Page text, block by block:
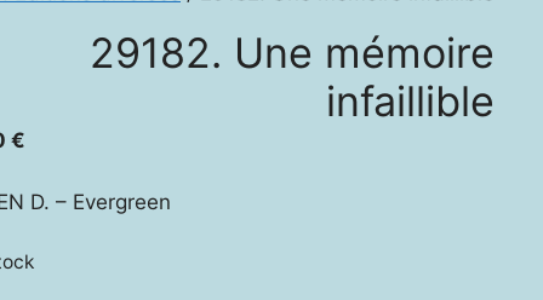
29182. Une mémoire
infaillible
€
D. – Evergreen